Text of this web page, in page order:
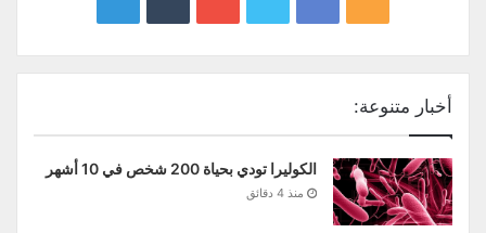
أخبار متنوعة:
الكوليرا تودي بحياة 200 شخص في 10 أشهر
منذ 4 دقائق